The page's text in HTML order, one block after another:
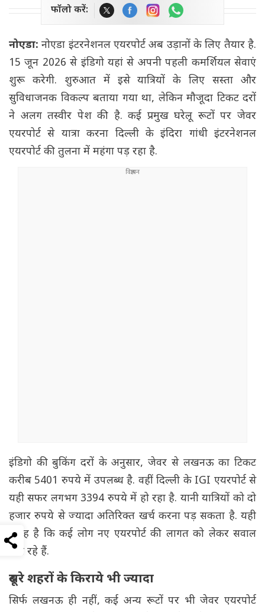
फॉलो करें:
नोएडा:नोएडा इंटरनेशनल एयरपोर्ट अब उड़ानों के लिए तैयार है.
15 जून 2026 से इंडिगो यहां से अपनी पहली कमर्शियल सेवाएं
शुरू करेगी. शुरुआत में इसे यात्रियों के लिए सस्ता और
सुविधाजनक विकल्प बताया गया था, लेकिन मौजूदा टिकट दरों
ने अलग तस्वीर पेश की है. कई प्रमुख घरेलू रूटों पर जेवर
एयरपोर्ट से यात्रा करना दिल्ली के इंदिरा गांधी इंटरनेशनल
एयरपोर्ट की तुलना में महंगा पड़ रहा है.
इंडिगो की बुकिंग दरों के अनुसार, जेवर से लखनऊ का टिकट
करीब 5401 रुपये में उपलब्ध है. वहीं दिल्ली के IGI एयरपोर्ट से
यही सफर लगभग 3394 रुपये में हो रहा है. यानी यात्रियों को दो
हजार रुपये से ज्यादा अतिरिक्त खर्च करना पड़ सकता है. यही
वजह है कि कई लोग नए एयरपोर्ट की लागत को लेकर सवाल
उठा रहे हैं.
दूसरे शहरों के किराये भी ज्यादा
सिर्फ लखनऊ ही नहीं, कई अन्य रूटों पर भी जेवर एयरपोर्ट